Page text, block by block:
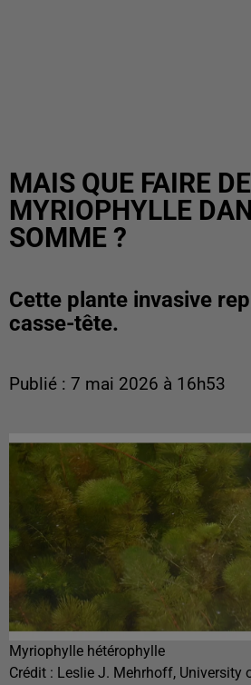
MAIS QUE FAIRE
MYRIOPHYLLE
SOMME ?
Cette plante invasive
casse-tête.
Publié : 7 mai 2026 à 16h53
Myriophylle hétérophylle
Crédit : Leslie J. Mehrhoff, University